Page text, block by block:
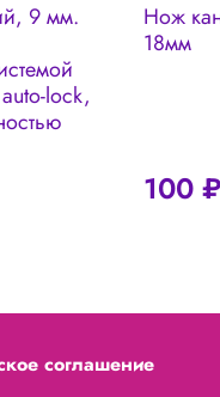
9 мм.
lock,
Нож
18мм
100 ₽
соглашение